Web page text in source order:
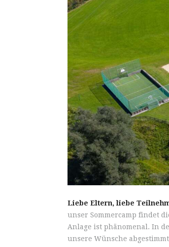
Liebe Eltern, liebe
unser Sommercamp findet
Anlage ist phänomenal. In
unsere Wünsche